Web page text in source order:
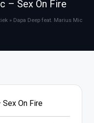
– Sex On Fire
» Dapa Deep feat. Marius Mic
On Fire